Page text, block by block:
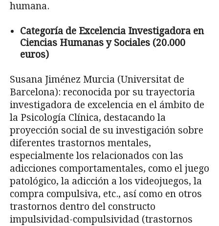
humana.
Categoría de Excelencia Investigadora en
Ciencias Humanas y Sociales (20.000
euros)
Susana Jiménez Murcia (Universitat de
Barcelona): reconocida por su trayectoria
investigadora de excelencia en el ámbito de
la Psicología Clínica, destacando la
proyección social de su investigación sobre
diferentes trastornos mentales,
especialmente los relacionados con las
adicciones comportamentales, como el juego
patológico, la adicción a los videojuegos, la
compra compulsiva, etc., así como en otros
trastornos dentro del constructo
impulsividad-compulsividad (trastornos